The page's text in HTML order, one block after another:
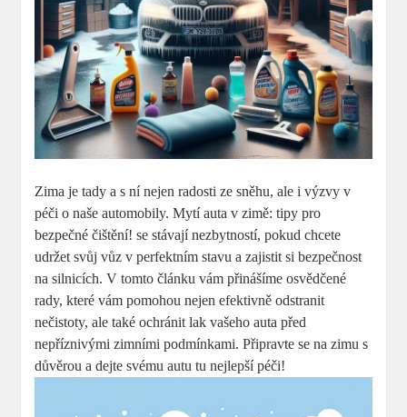
Zima je tady a s ní nejen radosti ze sněhu, ale i výzvy v
péči o naše automobily. Mytí auta v zimě: ⁤tipy pro
bezpečné čištění!⁣ se stávají nezbytností, pokud chcete
udržet svůj vůz v perfektním stavu a zajistit si bezpečnost
na silnicích. V tomto článku vám přinášíme osvědčené
rady, které vám pomohou nejen efektivně odstranit
nečistoty, ale⁤ také ochránit lak vašeho auta před
nepříznivými zimními‍ podmínkami. Připravte se na zimu s
důvěrou a dejte svému autu tu nejlepší⁢ péči!